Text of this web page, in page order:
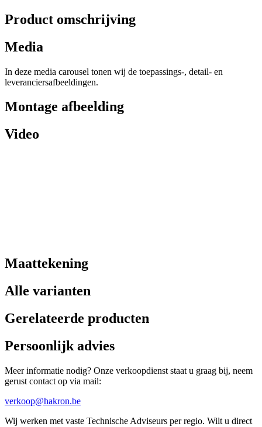
Product omschrijving
Media
In deze media carousel tonen wij de toepassings-, detail- en
leveranciersafbeeldingen.
Montage afbeelding
Video
Maattekening
Alle varianten
Gerelateerde producten
Persoonlijk advies
Meer informatie nodig? Onze verkoopdienst staat u graag bij, neem
gerust contact op via mail:
verkoop@hakron.be
Wij werken met vaste Technische Adviseurs per regio. Wilt u direct